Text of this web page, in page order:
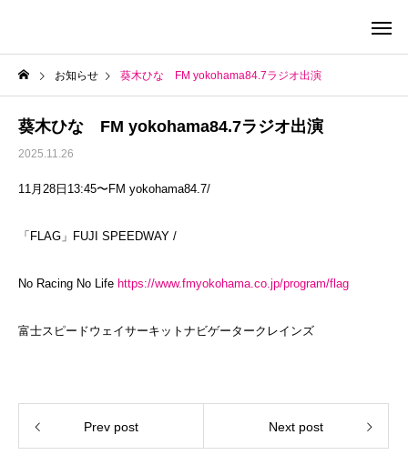
お知らせ 葵木ひな FM yokohama84.7ラジオ出演
葵木ひな FM yokohama84.7ラジオ出演
2025.11.26
11月28日13:45〜FM yokohama84.7/
「FLAG」FUJI SPEEDWAY /
No Racing No Life https://www.fmyokohama.co.jp/program/flag
富士スピードウェイサーキットナビゲータークレインズ
Prev post Next post